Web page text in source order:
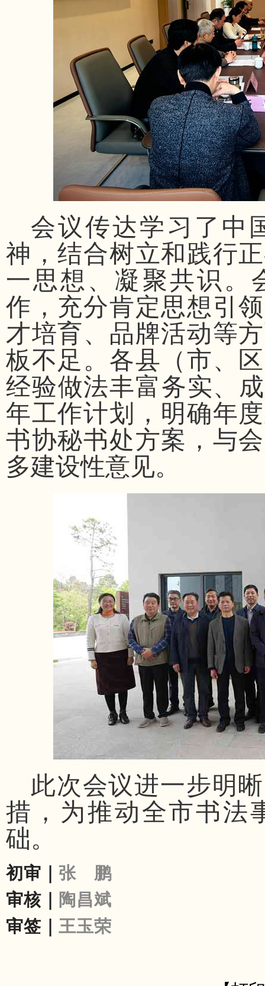
会议传达学习了中
神，结合树立和践行
一思想、凝聚共识。
作，充分肯定思想引
才培育、品牌活动等
板不足。各县（市、
经验做法丰富务实、
年工作计划，明确年
书协秘书处方案，与
多建设性意见。
此次会议进一步明
措，为推动全市书法
础。
初审｜ 张 鹏
审核｜
陶昌斌
审签｜ 王玉荣